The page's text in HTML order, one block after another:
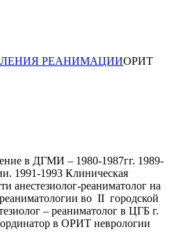
РЕАНИМАЦИИОРИТ
в ДГМИ – 1980-1987гг. 1989-
1991-1993 Клиническая
анестезиолог-реаниматолог на
во II городской
– реаниматолог в ЦГБ г.
в ОРИТ неврологии